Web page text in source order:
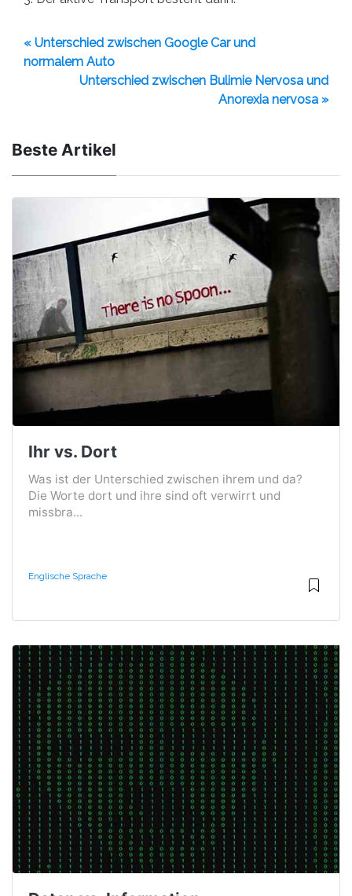
« Unterschied zwischen Google Car und
normalem Auto
Unterschied zwischen Bulimie Nervosa und
Anorexia nervosa »
Beste Artikel
Ihr vs. Dort
Was ist der Unterschied zwischen ihrem und da?
Die Worte dort und ihre sind oft verwirrt und
missbra...
Englische Sprache